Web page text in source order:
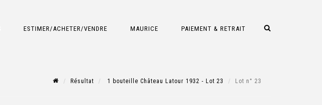
ESTIMER/ACHETER/VENDRE MAURICE PAIEMENT & RETRAIT
Résultat 1 bouteille Château Latour 1932 - Lot 23 Lot n° 23